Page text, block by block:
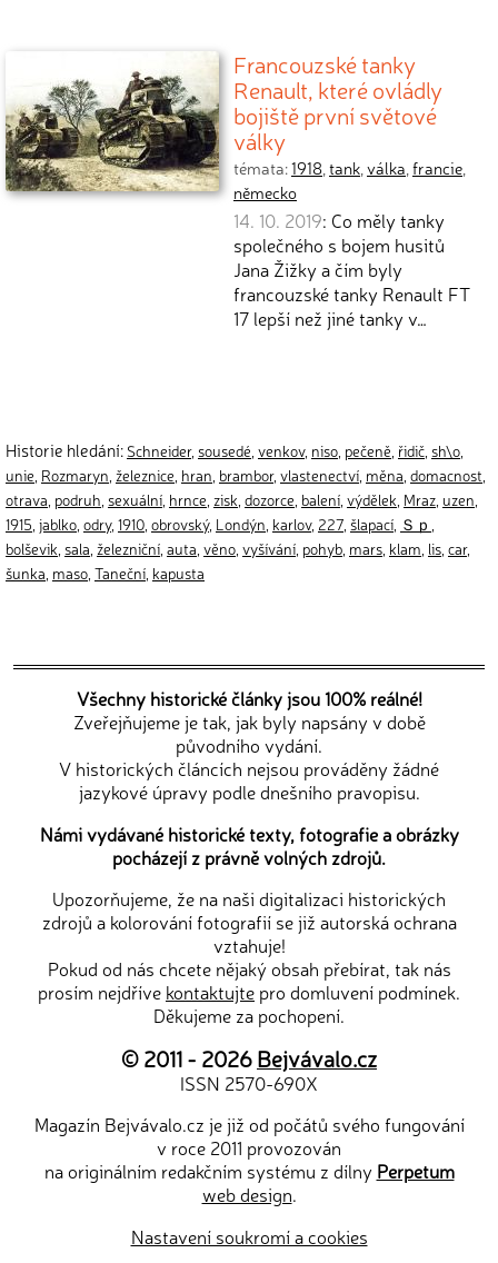
Francouzské tanky
Renault, které ovládly
bojiště první světové
války
témata:1918,tank,válka,francie,
německo
14. 10. 2019: Co měly tanky
společného s bojem husitů
Jana Žižky a čím byly
francouzské tanky Renault FT
17 lepší než jiné tanky v…
Historie hledání: Schneider, sousedé venkov, niso pečeně řidič sh\o
unie Rozmaryn železnice hran brambor, vlastenectví měna domacnost
otrava podruh sexuální hrnce zisk dozorce balení výdělek Mraz uzen
1915 jablko odry, 1910 obrovský, Londýn karlov, 227 šlapací Ｓｐ
bolševik sala železniční auta věno vyšívání pohyb mars klam lis car,
šunka maso Taneční kapusta
Všechny historické články jsou 100% reálné!
Zveřejňujeme je tak, jak byly napsány v době
původního vydání.
V historických článcích nejsou prováděny žádné
jazykové úpravy podle dnešního pravopisu.
Námi vydávané historické texty, fotografie a obrázky
pocházejí z právně volných zdrojů.
Upozorňujeme, že na naši digitalizaci historických
zdrojů a kolorování fotografií se již autorská ochrana
vztahuje!
Pokud od nás chcete nějaký obsah přebírat, tak nás
prosím nejdříve kontaktujte pro domluvení podmínek.
Děkujeme za pochopení.
© 2011 - 2026Bejvávalo.cz
ISSN 2570-690X
Magazín Bejvávalo.cz je již od počátů svého fungování
v roce 2011 provozován
na originálním redakčním systému z dílny Perpetum
web design.
Nastavení soukromí a cookies